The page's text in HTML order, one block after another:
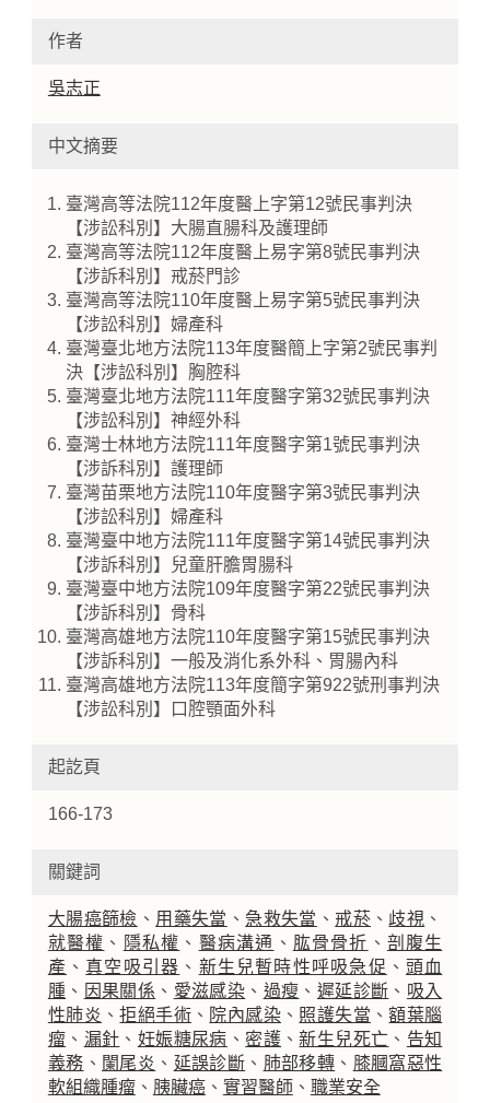
Home
作者
吳志正
中文摘要
臺灣高等法院112年度醫上字第12號民事判決
【涉訟科別】大腸直腸科及護理師
臺灣高等法院112年度醫上易字第8號民事判決
【涉訴科別】戒菸門診
臺灣高等法院110年度醫上易字第5號民事判決
【涉訟科別】婦產科
臺灣臺北地方法院113年度醫簡上字第2號民事判
決【涉訟科別】胸腔科
臺灣臺北地方法院111年度醫字第32號民事判決
【涉訟科別】神經外科
臺灣士林地方法院111年度醫字第1號民事判決
【涉訴科別】護理師
臺灣苗栗地方法院110年度醫字第3號民事判決
【涉訟科別】婦產科
臺灣臺中地方法院111年度醫字第14號民事判決
【涉訴科別】兒童肝膽胃腸科
臺灣臺中地方法院109年度醫字第22號民事判決
【涉訴科別】骨科
臺灣高雄地方法院110年度醫字第15號民事判決
【涉訴科別】一般及消化系外科、胃腸內科
臺灣高雄地方法院113年度簡字第922號刑事判決
【涉訟科別】口腔顎面外科
起訖頁
166-173
關鍵詞
大腸癌篩檢 、 用藥失當 、急救失當 、 戒菸 、 歧視 、
就醫權 、 隱私權 、 醫病溝通 、 肱骨骨折 、 剖腹生
產 、 真空吸引器 、 新生兒暫時性呼吸急促 、 頭血
腫 、 因果關係 、 愛滋感染 、 過瘦 、 遲延診斷 、 吸入
性肺炎 、拒絕手術 、 院內感染 、 照護失當 、額葉腦
瘤 、 漏針 、 妊娠糖尿病 、 密護 、新生兒死亡 、 告知
義務 、 闌尾炎 、 延誤診斷 、 肺部移轉 、 膝膕窩惡性
軟組織腫瘤、 胰臟癌、 實習醫師 、 職業安全